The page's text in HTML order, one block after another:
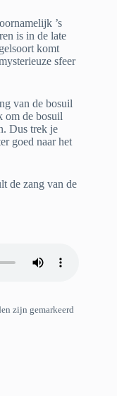
’s
is in de late
komt
sfeer
van de bosuil
om de bosuil
Dus trek je
goed naar het
de zang van de
zijn gemarkeerd